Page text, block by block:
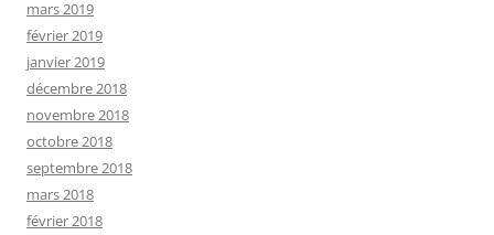
mars 2019
février 2019
janvier 2019
décembre 2018
novembre 2018
octobre 2018
septembre 2018
mars 2018
février 2018